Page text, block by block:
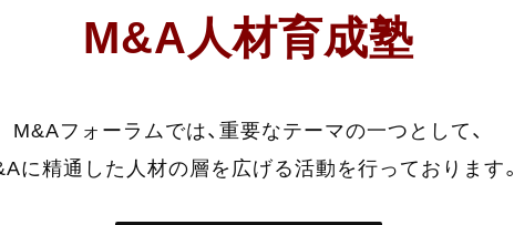
M&A人材育成塾
M&Aフォーラムでは、重要なテーマの一つとして、
に精通した人材の層を広げる活動を行っております。